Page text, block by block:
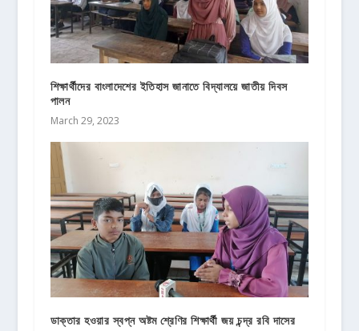
শিক্ষার্থীদের বাংলাদেশের ইতিহাস জানাতে বিদ্যালয়ে জাতীয় দিবস
পালন
March 29, 2023
ডাক্তার হওয়ার স্বপ্ন অষ্টম শ্রেণির শিক্ষার্থী জয় চন্দ্র রবি দাসের